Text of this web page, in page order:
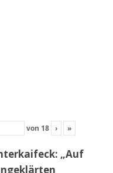
von 18 › »
„Auf